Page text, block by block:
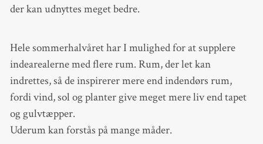
der kan udnyttes meget bedre.
Hele sommerhalvåret har I mulighed for at supplere
indearealerne med flere rum. Rum, der let kan
indrettes, så de inspirerer mere end indendørs rum,
fordi vind, sol og planter give meget mere liv end tapet
og gulvtæpper.
Uderum kan forstås på mange måder.